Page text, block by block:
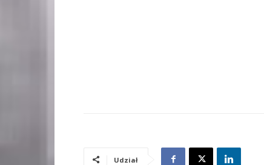
Udział